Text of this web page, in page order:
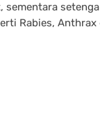
sementara
Rabies, Anthrax